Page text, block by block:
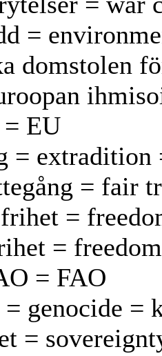
=
domstolen
EU
= extradition
= fair
=
=
= FAO
genocide =
=